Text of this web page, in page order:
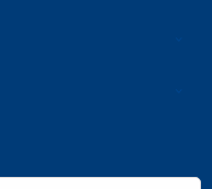
BICICLETAS LTD, Avenida